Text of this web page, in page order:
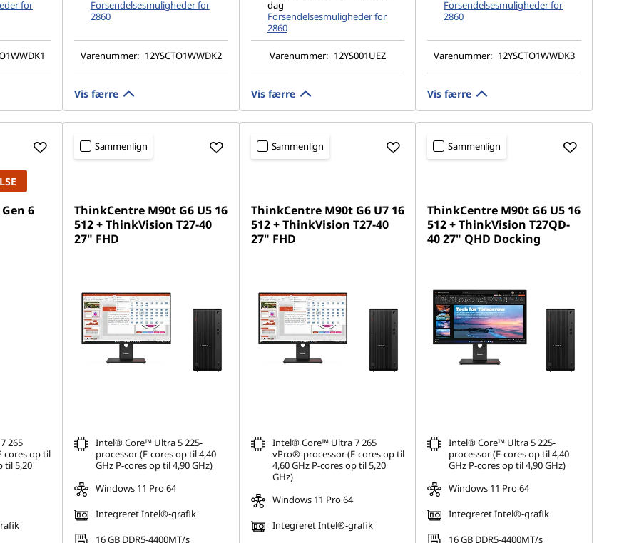
for
Forsendelsesmuligheder for
2860
Varenummer: 12YSCTO1WWDK2
Vis færre
dag
Forsendelsesmuligheder for
2860
Varenummer: 12YS001UEZ
Vis færre
Forsendelsesmuligheder for
2860
Varenummer: 12YSCTO1WWDK3
Vis færre
6
265
cores op til
til 5,20
Sammenlign
ThinkCentre M90t G6 U5 16
512 + ThinkVision T27-40
27" FHD
Intel® Core™ Ultra 5 225-
processor (E-cores op til 4,40
GHz P-cores op til 4,90 GHz)
Windows 11 Pro 64
Integreret Intel®-grafik
16 GB DDR5-4400MT/s
Sammenlign
ThinkCentre M90t G6 U7 16
512 + ThinkVision T27-40
27" FHD
Intel® Core™ Ultra 7 265
vPro®-processor (E-cores op til
4,60 GHz P-cores op til 5,20
GHz)
Windows 11 Pro 64
Integreret Intel®-grafik
Sammenlign
ThinkCentre M90t G6 U5 16
512 + ThinkVision T27QD-
40 27" QHD Docking
Intel® Core™ Ultra 5 225-
processor (E-cores op til 4,40
GHz P-cores op til 4,90 GHz)
Windows 11 Pro 64
Integreret Intel®-grafik
16 GB DDR5-4400MT/s